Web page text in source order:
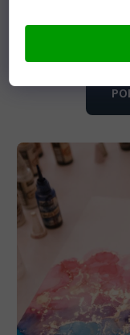
Degustace